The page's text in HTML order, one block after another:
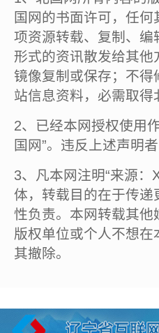
国网的书面许可，任
项资源转载、复制、
形式的资讯散发给其
镜像复制或保存；不
站信息资料，必需取
2、已经本网授权使用
国网”。违反上述声明
3、凡本网注明“来源
体，转载目的在于传
性负责。本网转载其
版权单位或个人不想
其撤除。